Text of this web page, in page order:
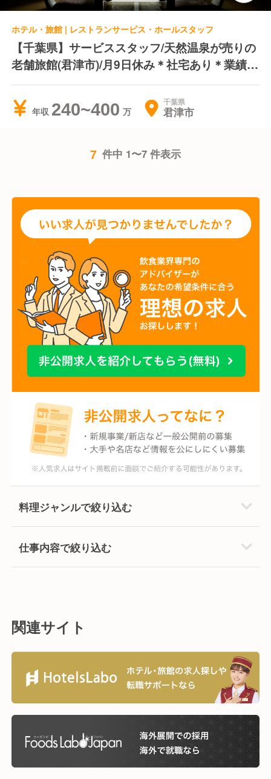
ホテル・旅館 | レストランサービス・ホールスタッフ
【千葉県】サービススタッフ/天然温泉が売りの
老舗旅館(君津市)/月9日休み＊社宅あり＊業績賞
与年1回
年収 240~400 千葉県
君津市
7 件中 1〜7 件表示
料理ジャンルで絞り込む
仕事内容で絞り込む
関連サイト